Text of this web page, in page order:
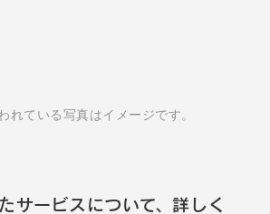
れている写真はイメージです。
サービスについて、詳しく